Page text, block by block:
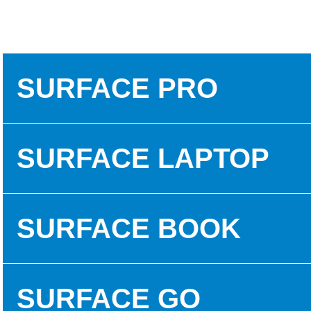
SURFACE PRO
SURFACE PRO 3
SURFACE PRO 5
SURFACE PRO 6
SURFACE LAPTOP
SURFACE LAPTOP 1
SURFACE LAPTOP 2
SURFACE BOOK
SURFACE BOOK 1
SURFACE GO